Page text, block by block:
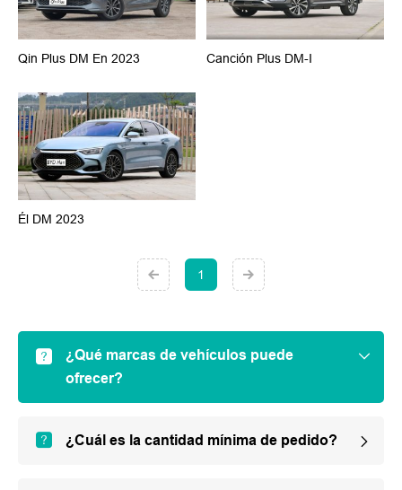
Qin Plus DM En 2023 Canción Plus DM-I
Él DM 2023
1
¿Qué marcas de vehículos puede
ofrecer?
¿Cuál es la cantidad mínima de pedido?